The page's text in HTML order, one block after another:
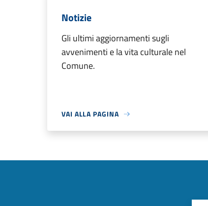
Notizie
Gli ultimi aggiornamenti sugli
avvenimenti e la vita culturale nel
Comune.
VAI ALLA PAGINA